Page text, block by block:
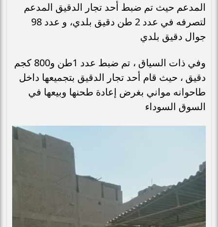
المدعم حيث تم ضبط أحد تجار الدقيق المدعم
لتصرفه في عدد 2 طن دقيق بلدي، و عدد 98
جوال دقيق بلدي
وفي ذات السياق ، تم ضبط عدد 1طن و800 كجم
دقيق ، حيث قام أحد تجار الدقيق بتجميعها داخل
طاحوانه مواني بغرض إعادة طحنها وبيعها في
السوق السوداء